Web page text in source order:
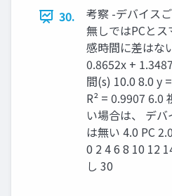
30.
考察 -デバイス
無しではPCと
感時間に差はな
0.8652x +
間(s) 10.0 8.0 y
R² = 0.9907 6.0
い場合は、 デ
は無い 4.0 PC
0 2 4 6 8 10 12
し 30